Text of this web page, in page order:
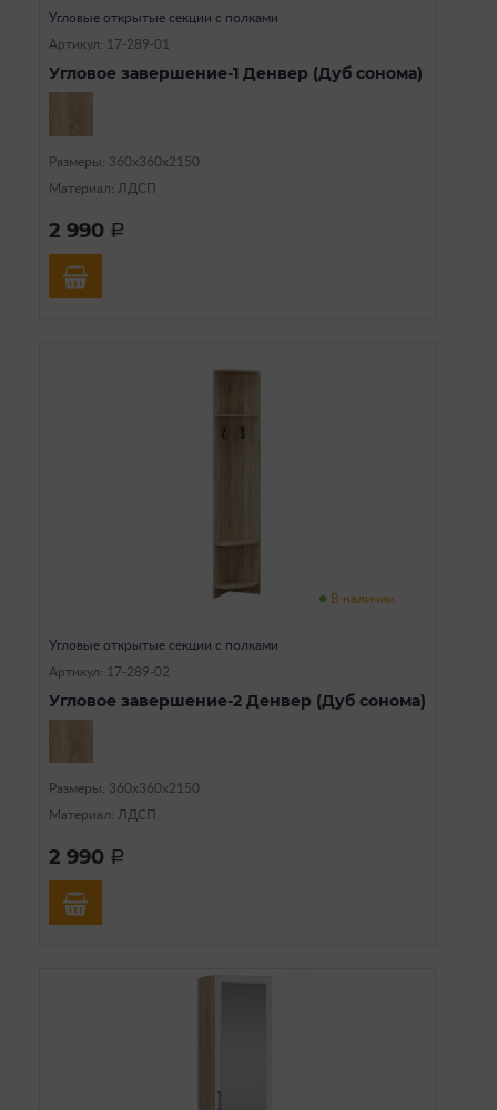
Угловые открытые секции с полками
Артикул: 17-289-01
Угловое завершение-1 Денвер (Дуб сонома)
Размеры: 360х360х2150
Материал: ЛДСП
2 990 a
В наличии
Угловые открытые секции с полками
Артикул: 17-289-02
Угловое завершение-2 Денвер (Дуб сонома)
Размеры: 360х360х2150
Материал: ЛДСП
2 990 a